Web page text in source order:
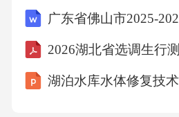
2026湖北省选调生行
湖泊水库水体修复技